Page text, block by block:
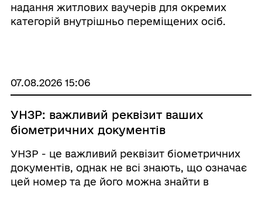
надання житлових ваучерів для окремих
категорій внутрішньо переміщених осіб.
подару ...
07.08.2026 15:06
УНЗР: важливий реквізит ваших
біометричних документів
УНЗР - це важливий реквізит біометричних
документів, однак не всі знають, що означає
цей номер та де його можна знайти в